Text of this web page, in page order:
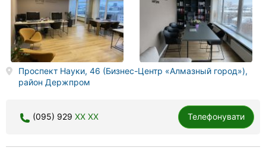
Проспект Науки, 46 (Бизнес-Центр «Алмазный город»),
район Держпром
(095) 929 XX XX Телефонувати